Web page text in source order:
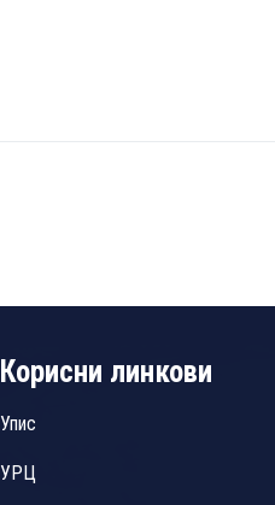
Корисни линкови
Упис
УРЦ